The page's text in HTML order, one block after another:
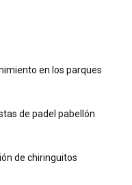
en los parques
de padel pabellón
de chiringuitos